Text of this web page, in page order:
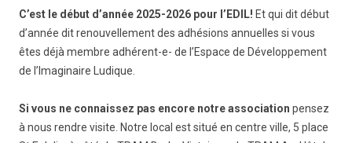
C’est le début d’année 2025-2026 pour l’EDIL! Et qui dit début
d’année dit renouvellement des adhésions annuelles si vous
êtes déjà membre adhérent-e- de l’Espace de Développement
de l’Imaginaire Ludique.
Si vous ne connaissez pas encore notre association pensez
à nous rendre visite. Notre local est situé en centre ville, 5 place